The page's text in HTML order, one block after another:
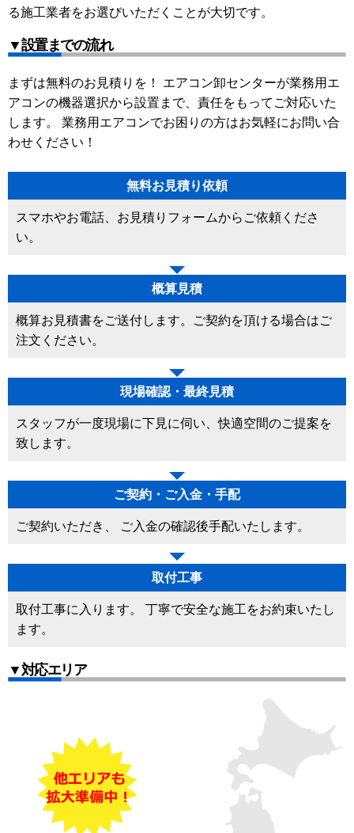
る施工業者をお選びいただくことが大切です。
▼設置までの流れ
まずは無料のお見積りを！ エアコン卸センターが業務用エ
アコンの機器選択から設置まで、責任をもってご対応いた
します。 業務用エアコンでお困りの方はお気軽にお問い合
わせください！
無料お見積り依頼
スマホやお電話、お見積りフォームからご依頼くださ
い。
概算見積
概算お見積書をご送付します。ご契約を頂ける場合はご
注文ください。
現場確認・最終見積
スタッフが一度現場に下見に伺い、快適空間のご提案を
致します。
ご契約・ご入金・手配
ご契約いただき、 ご入金の確認後手配いたします。
取付工事
取付工事に入ります。 丁寧で安全な施工をお約束いたし
ます。
▼対応エリア